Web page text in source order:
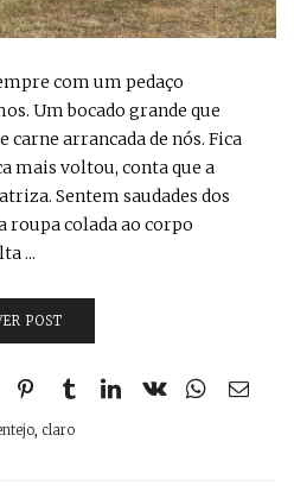
com um pedaço
Um bocado grande que
carne arrancada de nós. Fica
mais voltou, conta que a
Sentem saudades dos
roupa colada ao corpo
...
POST
, claro